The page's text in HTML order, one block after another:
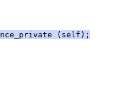
(self);